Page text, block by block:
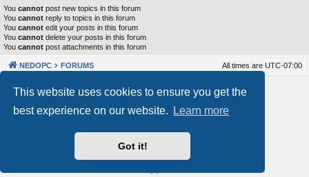
This website uses cookies to ensure you get the
best experience on our website.
Learn more
Got it!
You cannot post new topics in this forum
You cannot reply to topics in this forum
You cannot edit your posts in this forum
You cannot delete your posts in this forum
You cannot post attachments in this forum
NEDOPC FORUMS All times are UTC-07:00
Powered byphpBB® Forum Software © phpBB Limited
Our VPS Hosting By RimuHosting
This server is located in London data center
Server admin:mastodon.social/@Shaos